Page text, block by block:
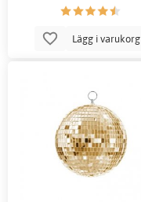
Lägg i varukorg